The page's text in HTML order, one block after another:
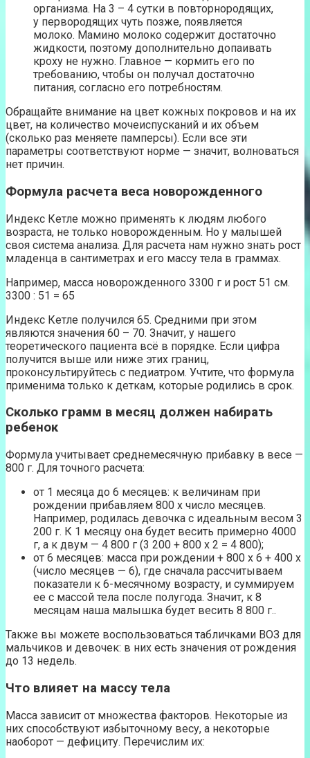
организма. На 3 – 4 сутки в повторнородящих,
у первородящих чуть позже, появляется
молоко. Мамино молоко содержит достаточно
жидкости, поэтому дополнительно допаивать
кроху не нужно. Главное — кормить его по
требованию, чтобы он получал достаточно
питания, согласно его потребностям.
Обращайте внимание на цвет кожных покровов и на их
цвет, на количество мочеиспусканий и их объем
(сколько раз меняете памперсы). Если все эти
параметры соответствуют норме — значит, волноваться
нет причин.
Формула расчета веса новорожденного
Индекс Кетле можно применять к людям любого
возраста, не только новорожденным. Но у малышей
своя система анализа. Для расчета нам нужно знать рост
младенца в сантиметрах и его массу тела в граммах.
Например, масса новорожденного 3300 г и рост 51 см.
3300 : 51 = 65
Индекс Кетле получился 65. Средними при этом
являются значения 60 – 70. Значит, у нашего
теоретического пациента всё в порядке. Если цифра
получится выше или ниже этих границ,
проконсультируйтесь с педиатром. Учтите, что формула
применима только к деткам, которые родились в срок.
Сколько грамм в месяц должен набирать
ребенок
Формула учитывает среднемесячную прибавку в весе —
800 г. Для точного расчета:
от 1 месяца до 6 месяцев: к величинам при
рождении прибавляем 800 х число месяцев.
Например, родилась девочка с идеальным весом 3
200 г. К 1 месяцу она будет весить примерно 4000
г, а к двум — 4 800 г (3 200 + 800 х 2 = 4 800);
от 6 месяцев: масса при рождении + 800 х 6 + 400 х
(число месяцев — 6), где сначала рассчитываем
показатели к 6-месячному возрасту, и суммируем
ее с массой тела после полугода. Значит, к 8
месяцам наша малышка будет весить 8 800 г..
Также вы можете воспользоваться табличками ВОЗ для
мальчиков и девочек: в них есть значения от рождения
до 13 недель.
Что влияет на массу тела
Масса зависит от множества факторов. Некоторые из
них способствуют избыточному весу, а некоторые
наоборот — дефициту. Перечислим их: